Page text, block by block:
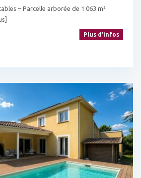
– Parcelle arborée de 1 063 m²
Plus d'infos